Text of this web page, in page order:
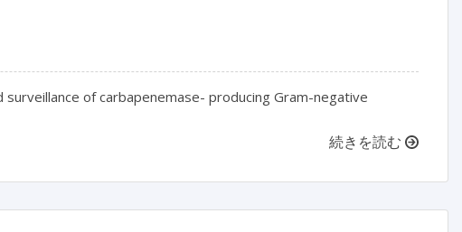
of carbapenemase- producing Gram-negative
続きを読む